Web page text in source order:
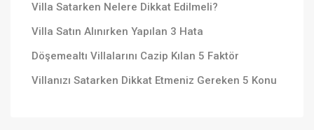
Villa Satarken Nelere Dikkat Edilmeli?
Villa Satın Alınırken Yapılan 3 Hata
Döşemealtı Villalarını Cazip Kılan 5 Faktör
Villanızı Satarken Dikkat Etmeniz Gereken 5 Konu